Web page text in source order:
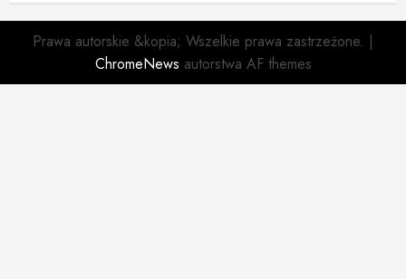
Prawa autorskie &kopia; Wszelkie prawa zastrzeżone. |
ChromeNews autorstwa AF themes